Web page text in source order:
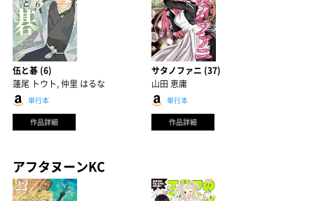
伍と碁 (6)
蓮尾 トウト, 仲里 はるな
単行本
作品詳細
サタノファニ (37)
山田 恵庸
単行本
作品詳細
アフタヌーンKC